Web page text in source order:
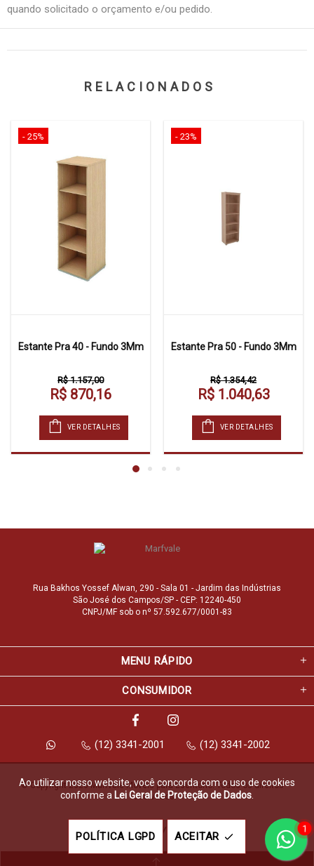
quando solicitado o orçamento e/ou pedido.
RELACIONADOS
- 25%
Estante Pra 40 - Fundo 3Mm
R$ 1.157,00
R$ 870,16
VER DETALHES
- 23%
Estante Pra 50 - Fundo 3Mm
R$ 1.354,42
R$ 1.040,63
VER DETALHES
Rua Bakhos Yossef Alwan, 290 - Sala 01 - Jardim das Indústrias
São José dos Campos/SP - CEP: 12240-450
CNPJ/MF sob o nº 57.592.677/0001-83
MENU RÁPIDO
CONSUMIDOR
(12) 3341-2001 (12) 3341-2002
© Copyright 2026 Marfvale Móveis para Escritório. Todos os direitos
reservados.
Feito com pela
Ao utilizar nosso website, você concorda com o uso de cookies
conforme a Lei Geral de Proteção de Dados
POLÍTICA LGPD ACEITAR
1